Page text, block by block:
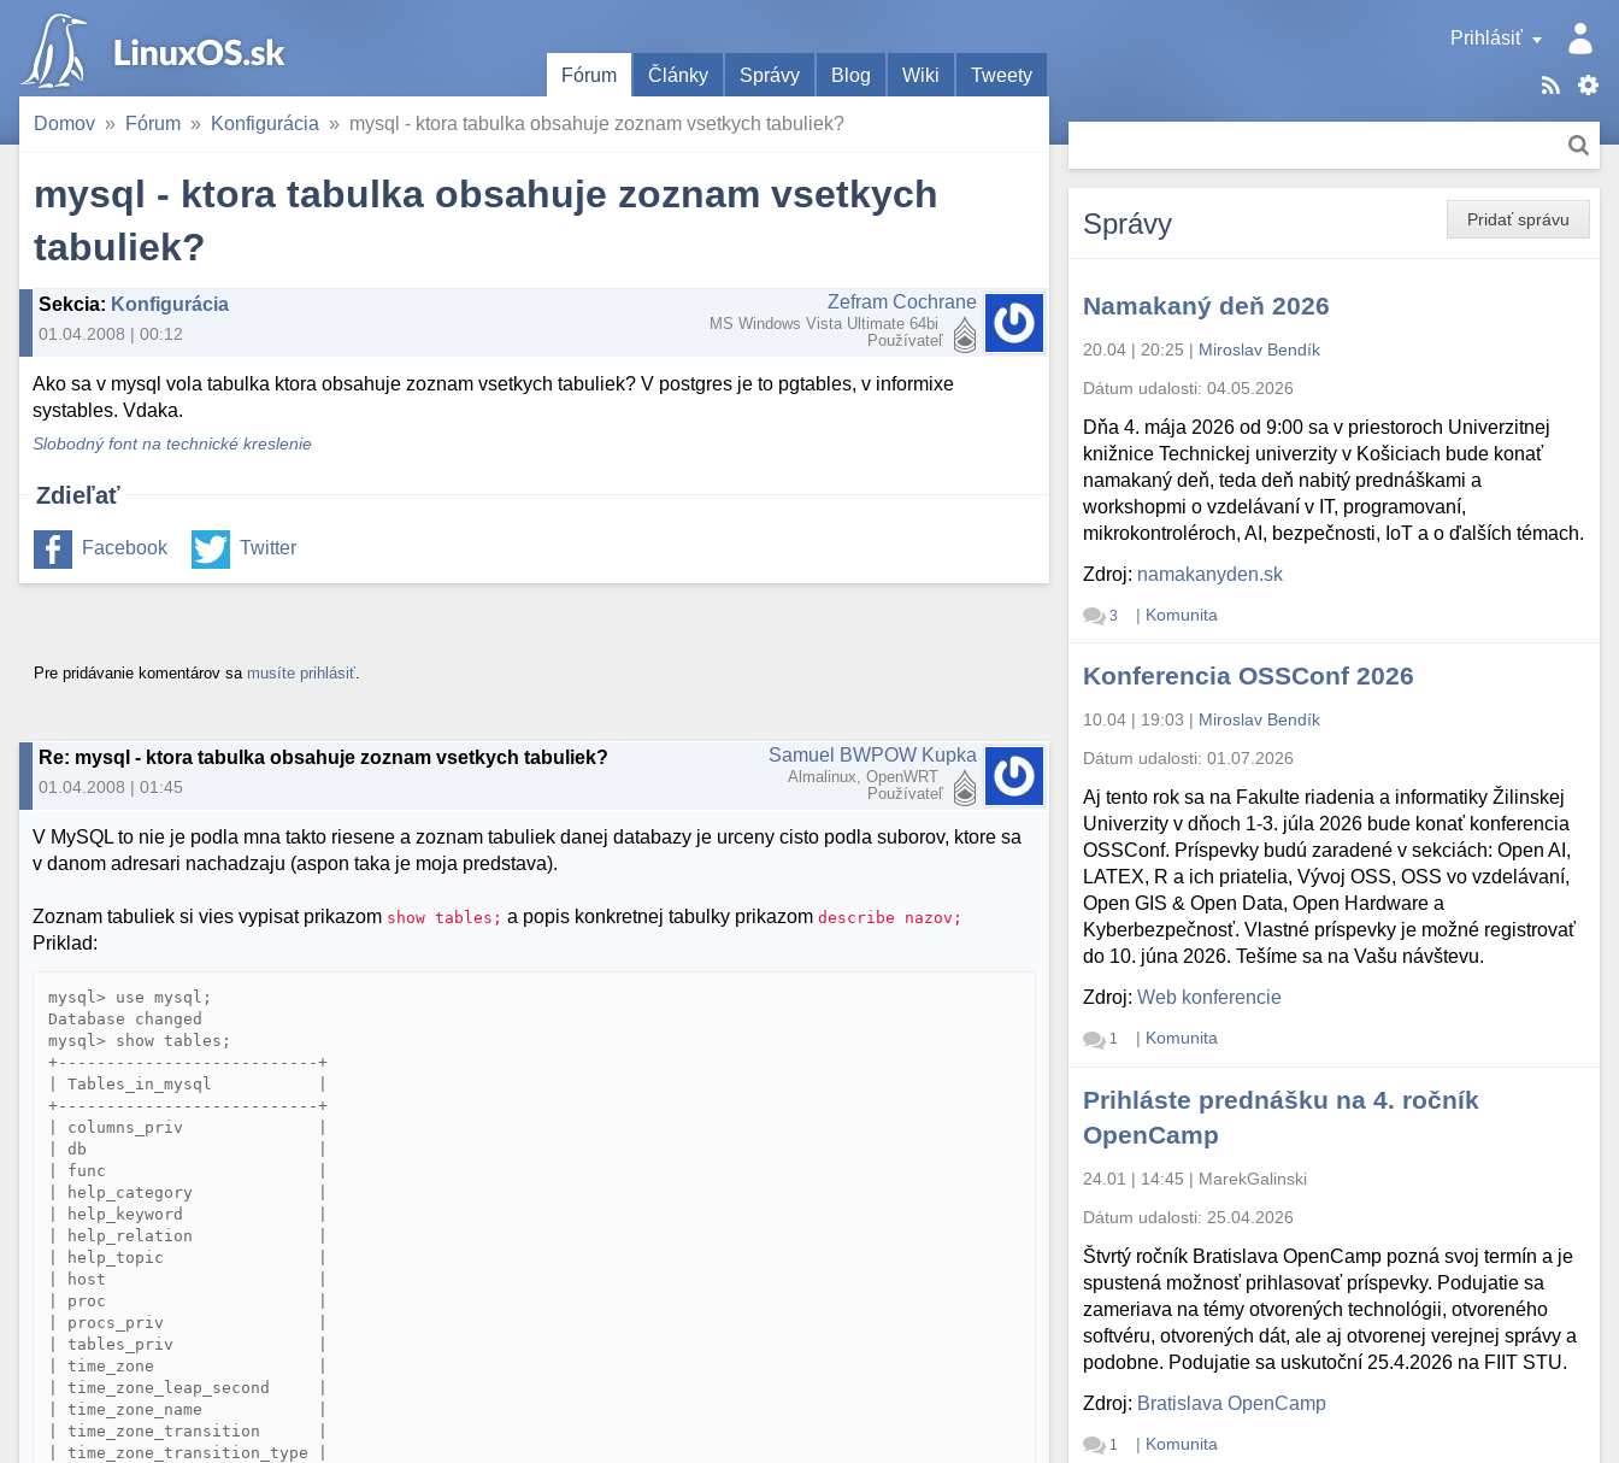
Prihlásiť
Fórum
Články Správy Blog Wiki Tweety
Domov Fórum Konfigurácia mysql - ktora tabulka obsahuje zoznam vsetkych tabuliek?
mysql - ktora tabulka obsahuje zoznam vsetkych
tabuliek?
Sekcia: Konfigurácia
01.04.2008 | 00:12
Zefram Cochrane
MS Windows Vista Ultimate 64bi
Používateľ
Ako sa v mysql vola tabulka ktora obsahuje zoznam vsetkych tabuliek? V postgres je to pgtables, v informixe
systables. Vdaka.
Slobodný font na technické kreslenie
Zdieľať
Facebook Twitter
Pre pridávanie komentárov sa musíte prihlásiť
Re: mysql - ktora tabulka obsahuje zoznam vsetkych tabuliek?
01.04.2008 | 01:45
Samuel BWPOW Kupka
Almalinux, OpenWRT
Používateľ
V MySQL to nie je podla mna takto riesene a zoznam tabuliek danej databazy je urceny cisto podla suborov, ktore sa
v danom adresari nachadzaju (aspon taka je moja predstava).
Zoznam tabuliek si vies vypisat prikazom show tables; a popis konkretnej tabulky prikazomdescribe nazov;
Priklad:
mysql> use mysql;
Database changed
mysql> show tables;
+---------------------------+
| Tables_in_mysql           |
+---------------------------+
| columns_priv              |
| db                        |
| func                      |
| help_category             |
| help_keyword              |
| help_relation             |
| help_topic                |
| host                      |
| proc                      |
| procs_priv                |
| tables_priv               |
| time_zone                 |
| time_zone_leap_second     |
| time_zone_name            |
| time_zone_transition      |
| time_zone_transition_type |
Pridať správu
Správy
Namakaný deň 2026
20.04 | 20:25 | Miroslav Bendík
Dátum udalosti:04.05.2026
Dňa 4. mája 2026 od 9:00 sa v priestoroch Univerzitnej
knižnice Technickej univerzity v Košiciach bude konať
namakaný deň, teda deň nabitý prednáškami a
workshopmi o vzdelávaní v IT, programovaní,
mikrokontroléroch, AI, bezpečnosti, IoT a o ďalších témach.
Zdroj: namakanyden.sk
3 | Komunita
Konferencia OSSConf 2026
10.04 | 19:03 | Miroslav Bendík
Dátum udalosti:01.07.2026
Aj tento rok sa na Fakulte riadenia a informatiky Žilinskej
Univerzity v dňoch 1-3. júla 2026 bude konať konferencia
OSSConf. Príspevky budú zaradené v sekciách: Open AI,
LATEX, R a ich priatelia, Vývoj OSS, OSS vo vzdelávaní,
Open GIS & Open Data, Open Hardware a
Kyberbezpečnosť. Vlastné príspevky je možné registrovať
do 10. júna 2026. Tešíme sa na Vašu návštevu.
Zdroj:Web konferencie
1 | Komunita
Prihláste prednášku na 4. ročník
OpenCamp
24.01 | 14:45 | MarekGalinski
Dátum udalosti: 25.04.2026
Štvrtý ročník Bratislava OpenCamp pozná svoj termín a je
spustená možnosť prihlasovať príspevky. Podujatie sa
zameriava na témy otvorených technológii, otvoreného
softvéru, otvorených dát, ale aj otvorenej verejnej správy a
podobne. Podujatie sa uskutoční 25.4.2026 na FIIT STU.
Zdroj: Bratislava OpenCamp
1 | Komunita